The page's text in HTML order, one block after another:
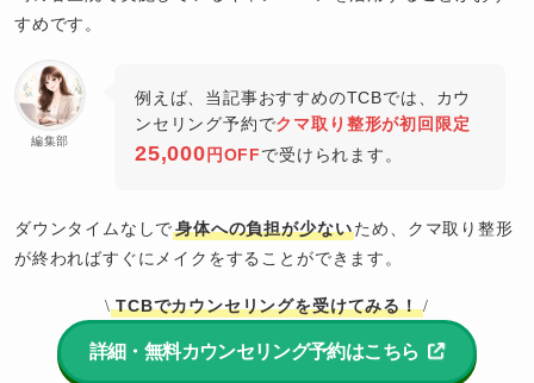
すめです。
編集部
例えば、当記事おすすめのTCBでは、カウ
ンセリング予約でクマ取り整形が初回限定
25,000円OFFで受けられます。
ダウンタイムなしで身体への負担が少ないため、クマ取り整形
が終わればすぐにメイクをすることができます。
\ TCBでカウンセリングを受けてみる！ /
詳細・無料カウンセリング予約はこちら